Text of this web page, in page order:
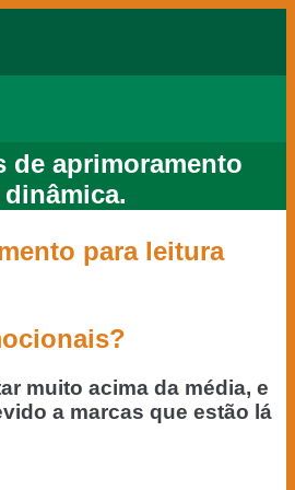
de aprimoramento
para leitura
muito acima da média, e
a marcas que estão lá